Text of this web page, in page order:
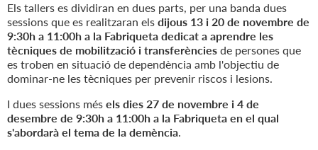
Els tallers es dividiran en dues parts, per una banda dues
sessions que es realitzaran els dijous 13 i 20 de novembre de
9:30h a 11:00h a la Fabriqueta dedicat a aprendre les
tècniques de mobilització i transferències de persones que
es troben en situació de dependència amb l'objectiu de
dominar-ne les tècniques per prevenir riscos i lesions.
I dues sessions més els dies 27 de novembre i 4 de
desembre de 9:30h a 11:00h a la Fabriqueta en el qual
s'abordarà el tema de la demència.